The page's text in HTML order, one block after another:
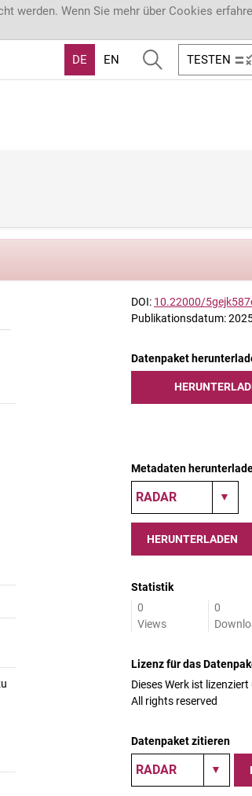
werden. Wenn Sie mehr über Cookies
DE EN TESTEN
DOI: 10.22000/
Publikationsdatum:
Datenpaket
Metadaten
HERUNTERLADEN
Statistik
0
Views
0
Lizenz für das
Dieses Werk ist
All rights reserved
Datenpaket zitieren